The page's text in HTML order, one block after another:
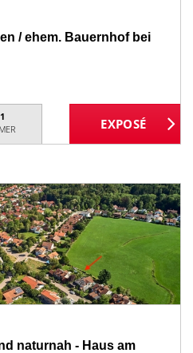
/ ehem. Bauernhof bei
naturnah - Haus am